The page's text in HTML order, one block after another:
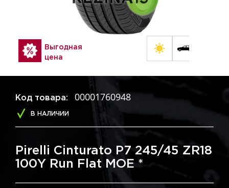
Выгодная
цена
Код товара: 00001760948
В НАЛИЧИИ
Pirelli Cinturato P7 245/45 ZR18
100Y Run Flat MOE *